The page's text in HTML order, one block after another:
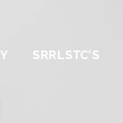
SRRLSTC’S